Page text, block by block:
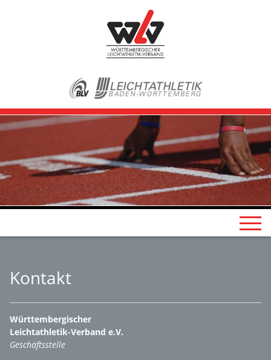
Kontakt
Württembergischer
Leichtathletik-Verband e.V.
Geschäftsstelle